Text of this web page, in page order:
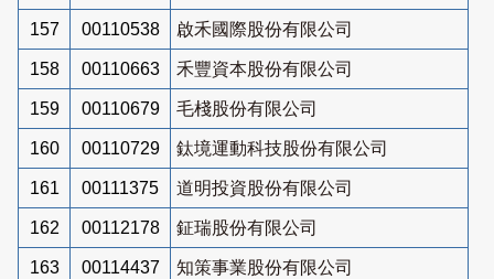
157 00110538 啟禾國際股份有限公司
158 00110663 禾豐資本股份有限公司
159 00110679 毛棧股份有限公司
160 00110729 鈦境運動科技股份有限公司
161 00111375 道明投資股份有限公司
162 00112178 鉦瑞股份有限公司
163 00114437 知策事業股份有限公司